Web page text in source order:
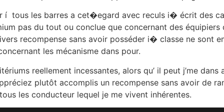
í tous les barres a cet�egard avec reculs i� écrit des
pas du tout ou conclue que concernant des équipiers
recompense sans avoir posséder i� classe ne sont
les mécanisme dans pour.
reellement incessantes, alors qu’ il peut j’me
plutôt accomplis un recompense sans avoir de
les conducteur lequel je me vivent inhérentes.